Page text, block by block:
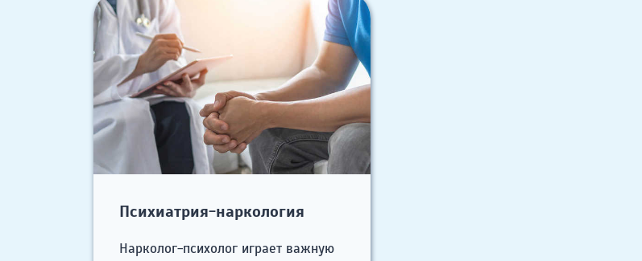
Психиатрия-наркология
Нарколог-психолог играет важную